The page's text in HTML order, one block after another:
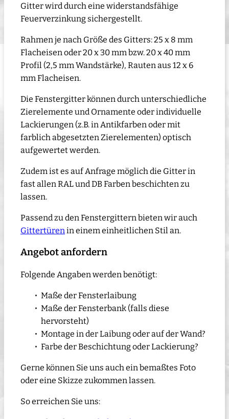
Gitter wird durch eine widerstandsfähige
Feuerverzinkung sichergestellt.
Rahmen je nach Größe des Gitters: 25 x 8 mm
Flacheisen oder 20 x 30 mm bzw. 20 x 40 mm
Profil (2,5 mm Wandstärke), Rauten aus 12 x 6
mm Flacheisen.
Die Fenstergitter können durch unterschiedliche
Zierelemente und Ornamente oder individuelle
Lackierungen (z.B. in Antikfarben oder mit
farblich abgesetzten Zierelementen) optisch
aufgewertet werden.
Zudem ist es auf Anfrage möglich die Gitter in
fast allen RAL und DB Farben beschichten zu
lassen.
Passend zu den Fenstergittern bieten wir auch
Gittertürenin einem einheitlichen Stil an.
Angebot anfordern
Folgende Angaben werden benötigt:
Maße der Fensterlaibung
Maße der Fensterbank (falls diese
hervorsteht)
Montage in der Laibung oder auf der Wand?
Farbe der Beschichtung oder Lackierung?
Gerne können Sie uns auch ein bemaßtes Foto
oder eine Skizze zukommen lassen.
So erreichen Sie uns: